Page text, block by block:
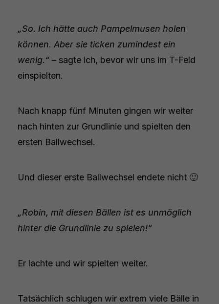
„So. Ich hätte auch Pampelmusen holen
können. Aber sie ticken zumindest ein
wenig.“– sagte ich, bevor wir uns im T-Feld
einspielten.
Nach knapp fünf Minuten gingen wir weiter
nach hinten zur Grundlinie und spielten den
ersten Ballwechsel.
Und dieser erste Ballwechsel endete nicht 🙂
„Robin, mit diesen Bällen ist es unmöglich
hinter die Grundlinie zu spielen!“
Er lachte und wir spielten weiter.
Tatsächlich schlugen wir extrem viele Bälle in